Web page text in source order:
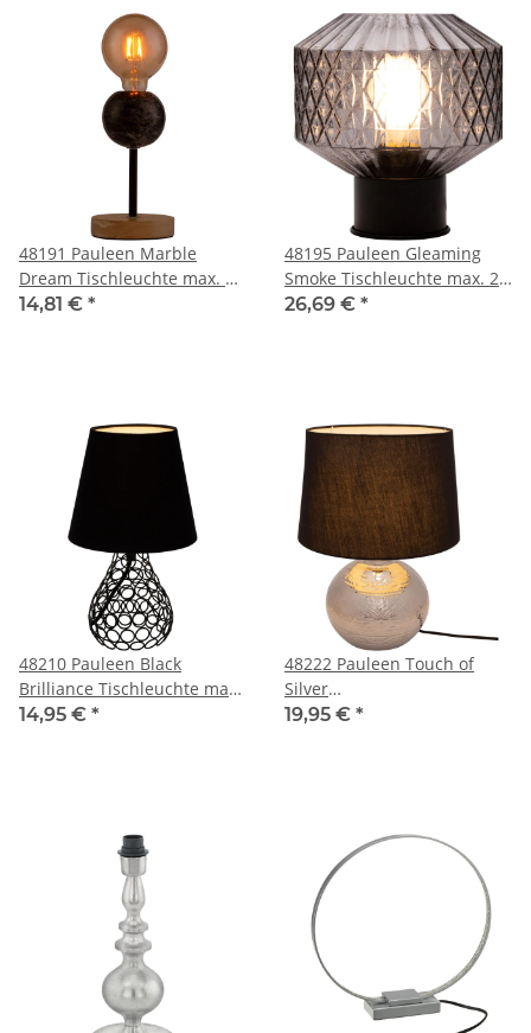
48191 Pauleen Marble
Dream Tischleuchte max. 20
Watt Schwarz, Holz Marmor,
14,81 € *
48195 Pauleen Gleaming
Smoke Tischleuchte max. 20
Watt Rauchglas, Schwarz
26,69 € *
48210 Pauleen Black
Brilliance Tischleuchte max.
20 Watt Schwarz Stoff,
14,95 € *
48222 Pauleen Touch of
Silver
Tischleuchtehandgefertigt
19,95 € *